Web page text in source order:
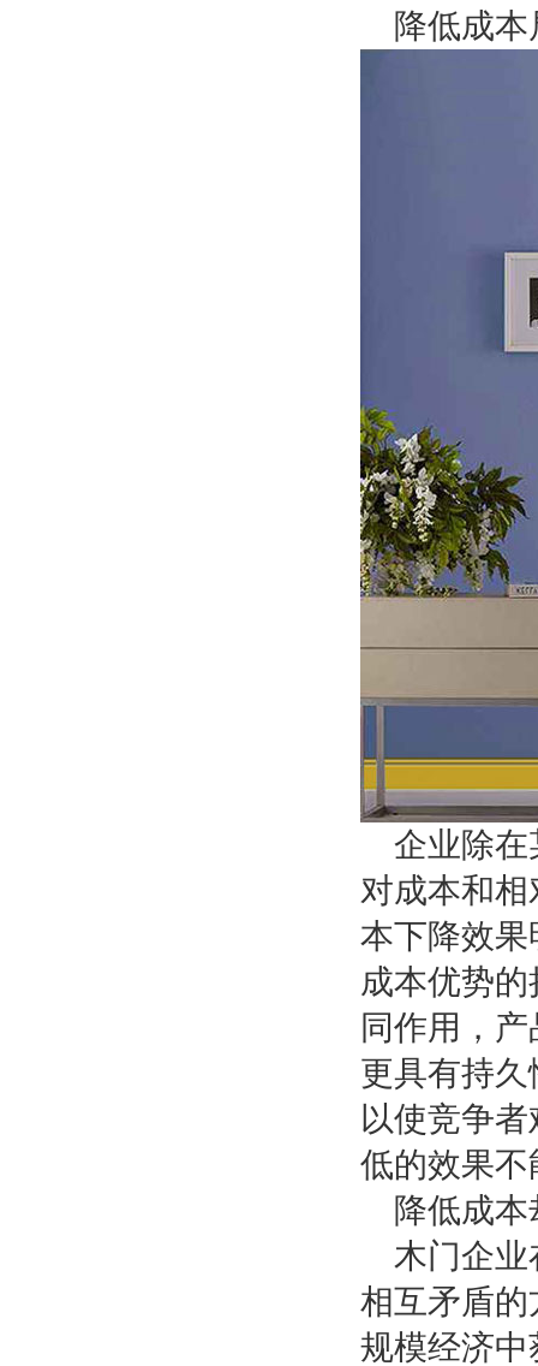
降低成
企业除在
对成本和
本下降效
成本优势
同作用，
更具有持
以使竞争
低的效果
降低成
木门企业
相互矛盾
规模经济